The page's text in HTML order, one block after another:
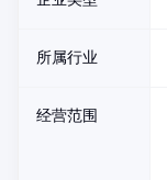
所属行业
经营范围